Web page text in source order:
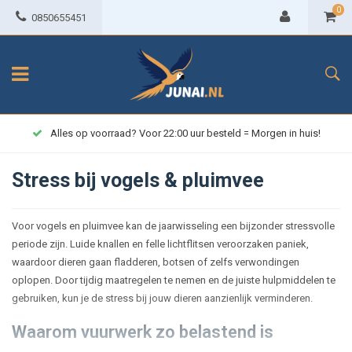
0850655451
0
Alles op voorraad? Voor 22:00 uur besteld = Morgen in huis!
Stress bij vogels & pluimvee
Voor vogels en pluimvee kan de jaarwisseling een bijzonder stressvolle
periode zijn. Luide knallen en felle lichtflitsen veroorzaken paniek,
waardoor dieren gaan fladderen, botsen of zelfs verwondingen
oplopen. Door tijdig maatregelen te nemen en de juiste hulpmiddelen te
gebruiken, kun je de stress bij jouw dieren aanzienlijk verminderen.
Waarom vuurwerk zo belastend is